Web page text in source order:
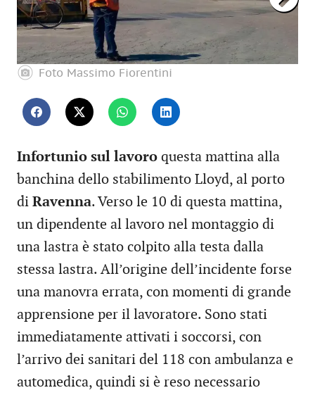
Foto Massimo Fiorentini
Infortunio sul lavoro questa mattina alla
banchina dello stabilimento Lloyd, al porto
di Ravenna. Verso le 10 di questa mattina,
un dipendente al lavoro nel montaggio di
una lastra è stato colpito alla testa dalla
stessa lastra. All’origine dell’incidente forse
una manovra errata, con momenti di grande
apprensione per il lavoratore. Sono stati
immediatamente attivati i soccorsi, con
l’arrivo dei sanitari del 118 con ambulanza e
automedica, quindi si è reso necessario